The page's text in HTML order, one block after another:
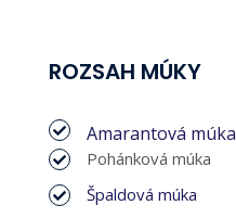
ROZSAH MÚKY
Amarantová múka
Pohánková múka
Špaldová múka